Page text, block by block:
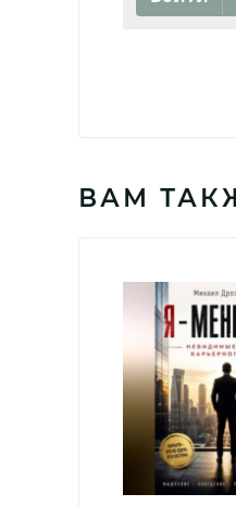
ВАМ